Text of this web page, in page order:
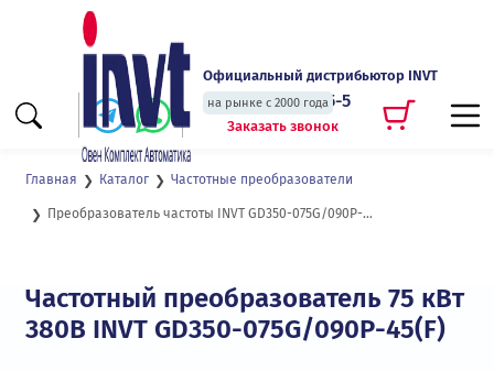
Официальный дистрибьютор INVT
на рынке с 2000 года
+7 (495) 135-135-5
Заказать звонок
Главная Каталог Частотные преобразователи
Преобразователь частоты INVT GD350-075G/090P-45(F)
Частотный преобразователь 75 кВт
380В INVT GD350-075G/090P-45(F)